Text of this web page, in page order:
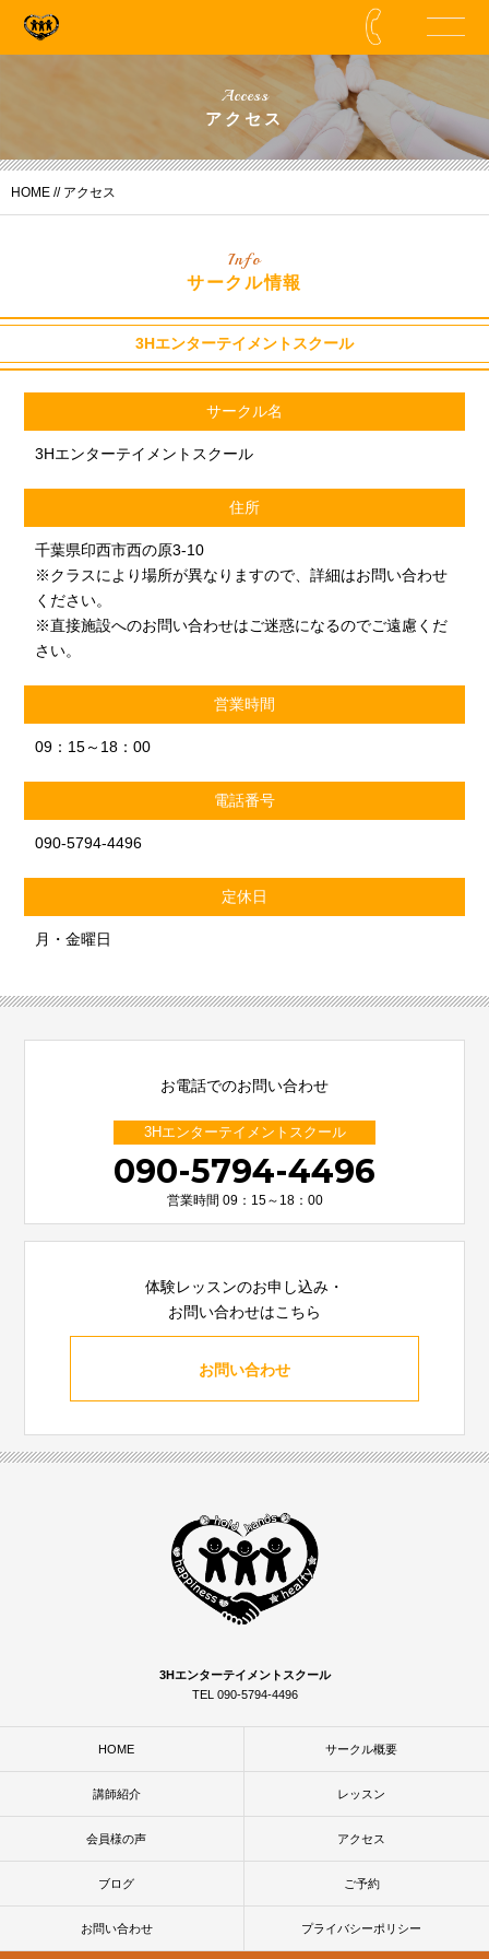
Access
アクセス
HOME // アクセス
Info
サークル情報
3Hエンターテイメントスクール
サークル名
3Hエンターテイメントスクール
住所
千葉県印西市西の原3-10
※クラスにより場所が異なりますので、詳細はお問い合わせ
ください。
※直接施設へのお問い合わせはご迷惑になるのでご遠慮くだ
さい。
営業時間
09：15～18：00
電話番号
090-5794-4496
定休日
月・金曜日
お電話でのお問い合わせ
3Hエンターテイメントスクール
090-5794-4496
営業時間 09：15～18：00
体験レッスンのお申し込み・
お問い合わせはこちら
お問い合わせ
3Hエンターテイメントスクール
TEL 090-5794-4496
HOME サークル概要
講師紹介 レッスン
会員様の声 アクセス
ブログ ご予約
お問い合わせ プライバシーポリシー